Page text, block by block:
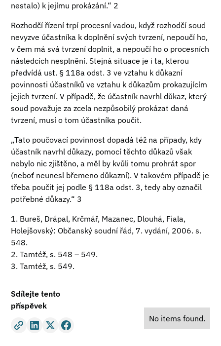
nestalo) k jejímu prokázání.“ 2
Rozhodčí řízení trpí procesní vadou, když rozhodčí soud
nevyzve účastníka k doplnění svých tvrzení, nepoučí ho,
v čem má svá tvrzení doplnit, a nepoučí ho o procesních
následcích nesplnění. Stejná situace je i ta, kterou
předvídá ust. § 118a odst. 3 ve vztahu k důkazní
povinnosti účastníků ve vztahu k důkazům prokazujícím
jejich tvrzení. V případě, že účastník navrhl důkaz, který
soud považuje za zcela nezpůsobilý prokázat daná
tvrzení, musí o tom účastníka poučit.
„Tato poučovací povinnost dopadá též na případy, kdy
účastník navrhl důkazy, pomocí těchto důkazů však
nebylo nic zjištěno, a měl by kvůli tomu prohrát spor
(neboť neunesl břemeno důkazní). V takovém případě je
třeba poučit jej podle § 118a odst. 3, tedy aby označil
potřebné důkazy.“ 3
1. Bureš, Drápal, Krčmář, Mazanec, Dlouhá, Fiala,
Holejšovský: Občanský soudní řád, 7. vydání, 2006. s.
548.
2. Tamtéž, s. 548 – 549.
3. Tamtéž, s. 549.
Sdílejte tento
příspěvek
No items found.